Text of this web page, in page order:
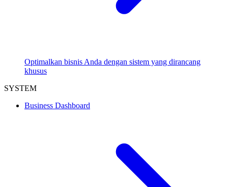
Optimalkan bisnis Anda dengan sistem yang dirancang
khusus
SYSTEM
Business Dashboard